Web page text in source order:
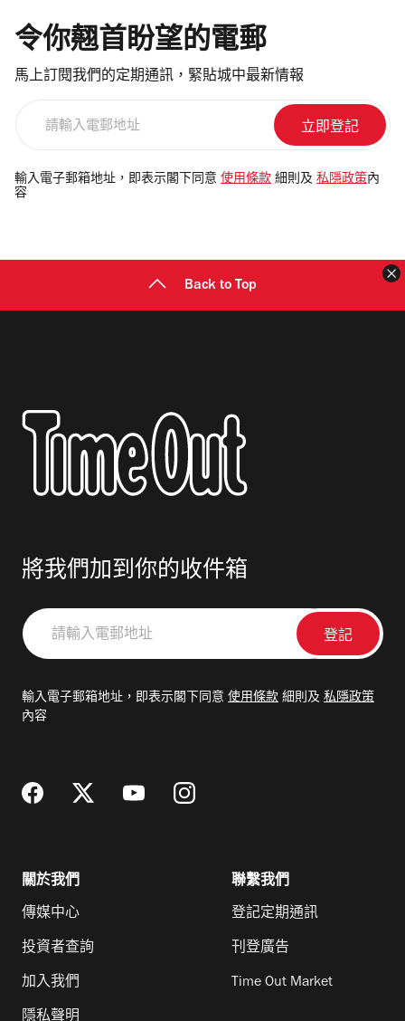
令你翹首盼望的電郵
馬上訂閱我們的定期通訊，緊貼城中最新情報
電
郵
輸入電子郵箱地址，即表示閣下同意 使用條款 細則及 私隱政策 內
容
Back to Top
將我們加到你的收件箱
請
輸
郵
輸入電子郵箱地址，即表示閣下同意 使用條款 細則及 私隱政策
內容
關於我們
傳媒中心
投資者查詢
加入我們
隱私聲明
聯繫我們
登記定期通訊
刊登廣告
Time Out Market